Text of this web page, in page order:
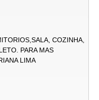
COZINHA,
PARA MAS
LIMA